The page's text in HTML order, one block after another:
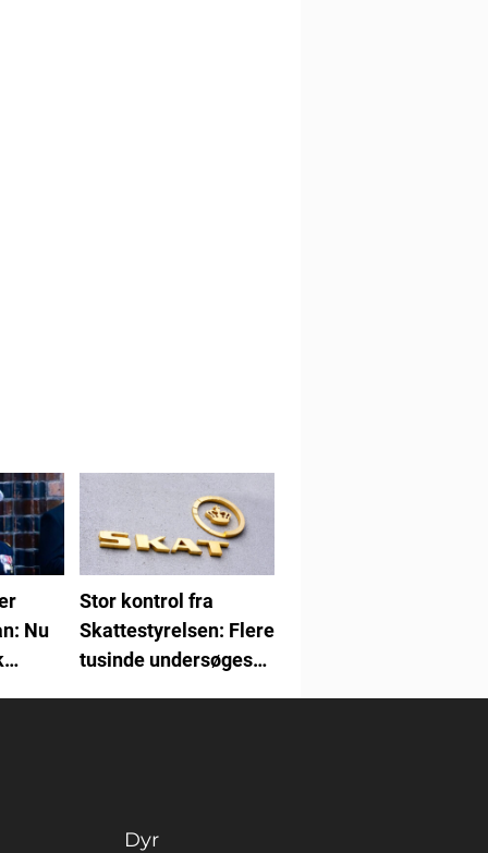
Nu
Stor kontrol fra
Skattestyrelsen: Flere
tusinde undersøges
Dyr